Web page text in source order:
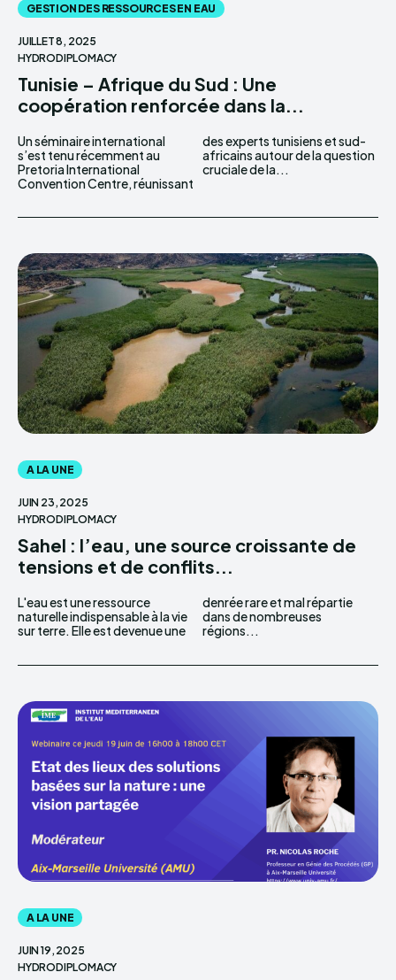
GESTION DES RESSOURCES EN EAU
JUILLET 8, 2025
HYDRODIPLOMACY
Tunisie – Afrique du Sud : Une
coopération renforcée dans la...
Un séminaire international
s’est tenu récemment au
Pretoria International
Convention Centre, réunissant
des experts tunisiens et sud-
africains autour de la question
cruciale de la...
A LA UNE
JUIN 23, 2025
HYDRODIPLOMACY
Sahel : l’eau, une source croissante de
tensions et de conflits...
L'eau est une ressource
naturelle indispensable à la vie
sur terre. Elle est devenue une
denrée rare et mal répartie
dans de nombreuses
régions...
A LA UNE
JUIN 19, 2025
HYDRODIPLOMACY